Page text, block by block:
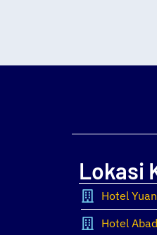
Lokasi
Hotel
Hotel